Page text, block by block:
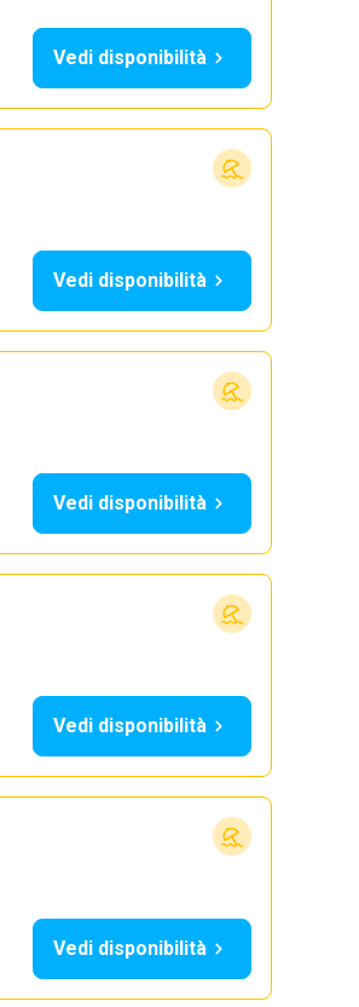
Vedi disponibilità
Vedi disponibilità
Vedi disponibilità
Vedi disponibilità
Vedi disponibilità